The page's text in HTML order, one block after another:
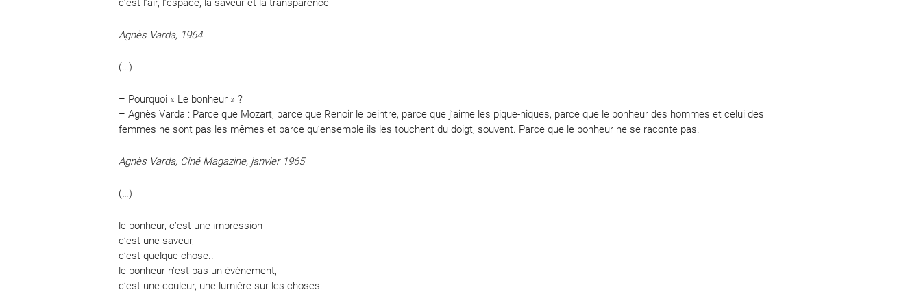
c’est l’air, l’espace, la saveur et la transparence
Agnès Varda, 1964
(…)
– Pourquoi « Le bonheur » ?
– Agnès Varda : Parce que Mozart, parce que Renoir le peintre, parce que j’aime les pique-niques, parce que le bonheur des hommes et celui des
femmes ne sont pas les mêmes et parce qu’ensemble ils les touchent du doigt, souvent. Parce que le bonheur ne se raconte pas.
Agnès Varda, Ciné Magazine, janvier 1965
(…)
le bonheur, c’est une impression
c’est une saveur,
c’est quelque chose..
le bonheur n’est pas un évènement,
c’est une couleur, une lumière sur les choses.